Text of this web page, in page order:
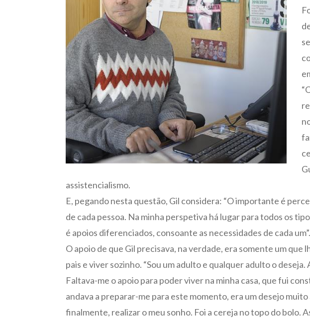
assistencialismo.
E, pegando nesta questão, Gil considera: “O importante é
de cada pessoa. Na minha perspetiva há lugar para todos os
é apoios diferenciados, consoante as necessidades de cada um”.
O apoio de que Gil precisava, na verdade, era somente um que
pais e viver sozinho. “Sou um adulto e qualquer adulto o
Faltava-me o apoio para poder viver na minha casa, que fui
andava a preparar-me para este momento, era um desejo
finalmente, realizar o meu sonho. Foi a cereja no topo do bolo.